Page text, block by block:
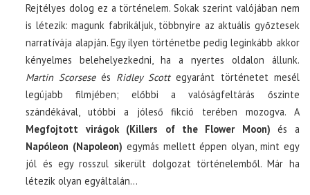
Rejtélyes dolog ez a történelem. Sokak szerint valójában nem
is létezik: magunk fabrikáljuk, többnyire az aktuális győztesek
narratívája alapján. Egy ilyen történetbe pedig leginkább akkor
kényelmes belehelyezkedni, ha a nyertes oldalon állunk.
Martin Scorseseés Ridley Scottegyaránt történetet mesél
legújabb filmjében; előbbi a valóságfeltárás őszinte
szándékával, utóbbi a jóleső fikció terében mozogva. A
Megfojtott virágok (Killers of the Flower Moon) és a
Napóleon (Napoleon) egymás mellett éppen olyan, mint egy
jól és egy rosszul sikerült dolgozat történelemből. Már ha
létezik olyan egyáltalán…